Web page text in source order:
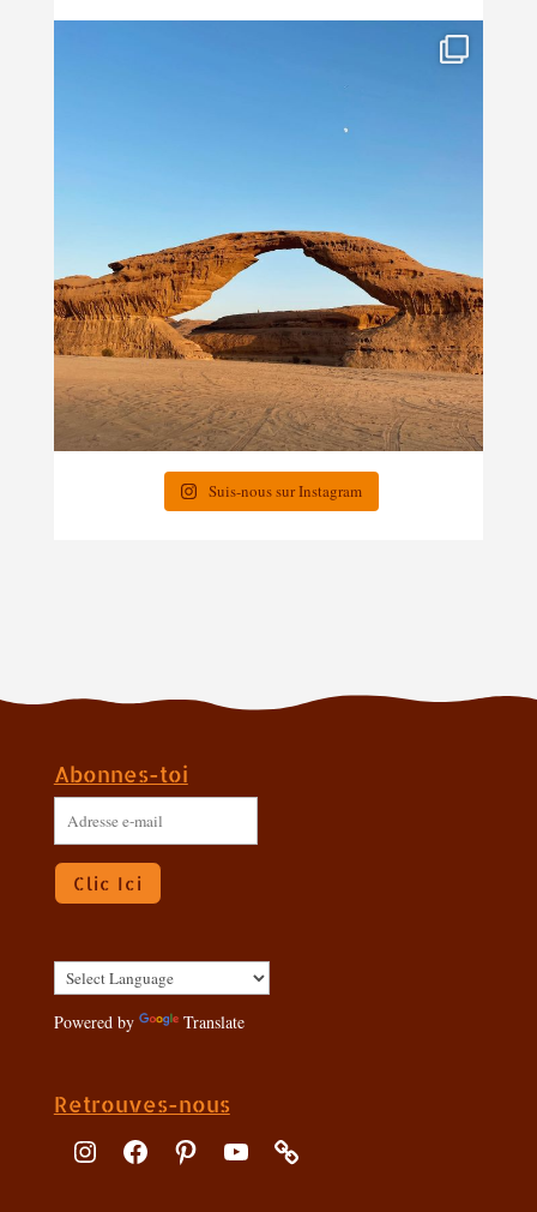
Suis-nous sur Instagram
Abonnes-toi
Adresse
e-
mail
Clic Ici
Powered by Translate
Retrouves-nous
InstagramFacebookPinterestYouTube